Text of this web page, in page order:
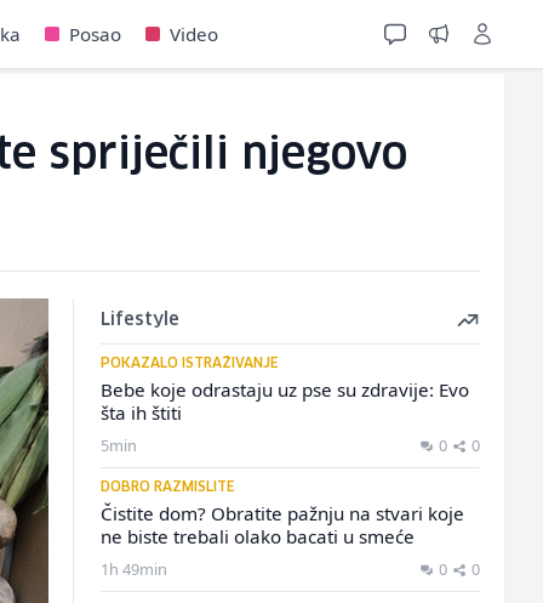
Posao Video
spriječili njegovo
Lifestyle
POKAZALO ISTRAŽIVANJE
Bebe koje odrastaju uz pse su zdravije: Evo
šta ih štiti
5min 0 0
DOBRO RAZMISLITE
Čistite dom? Obratite pažnju na stvari koje
ne biste trebali olako bacati u smeće
1h 49min 0 0